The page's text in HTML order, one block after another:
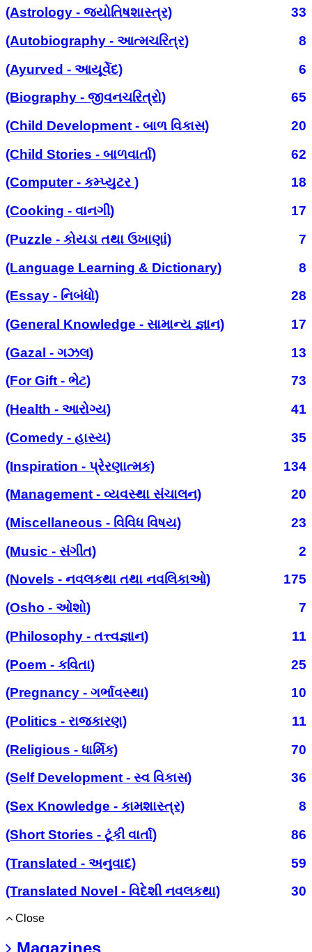
(Astrology - જ્યોતિષશાસ્ત્ર)
33
(Autobiography - આત્મચરિત્ર)
8
(Ayurved - આયૂર્વેદ)
6
(Biography - જીવનચરિત્રો)
65
(Child Development - બાળ વિકાસ)
20
(Child Stories - બાળવાર્તા)
62
(Computer - કમ્પ્યુટર )
18
(Cooking - વાનગી)
17
(Puzzle - કોયડા તથા ઉખાણાં)
7
(Language Learning & Dictionary)
8
(Essay - નિબંધો)
28
(General Knowledge - સામાન્ય જ્ઞાન)
17
(Gazal - ગઝલ)
13
(For Gift - ભેટ)
73
(Health - આરોગ્ય)
41
(Comedy - હાસ્ય)
35
(Inspiration - પ્રેરણાત્મક)
134
(Management - વ્યવસ્થા સંચાલન)
20
(Miscellaneous - વિવિધ વિષય)
23
(Music - સંગીત)
2
(Novels - નવલકથા તથા નવલિકાઓ)
175
(Osho - ઓશો)
7
(Philosophy - તત્ત્વજ્ઞાન)
11
(Poem - કવિતા)
25
(Pregnancy - ગર્ભાવસ્થા)
10
(Politics - રાજકારણ)
11
(Religious - ધાર્મિક)
70
(Self Development - સ્વ વિકાસ)
36
(Sex Knowledge - કામશાસ્ત્ર)
8
(Short Stories - ટૂંકી વાર્તા)
86
(Translated - અનુવાદ)
59
(Translated Novel - વિદેશી નવલકથા)
30
Close
Magazines